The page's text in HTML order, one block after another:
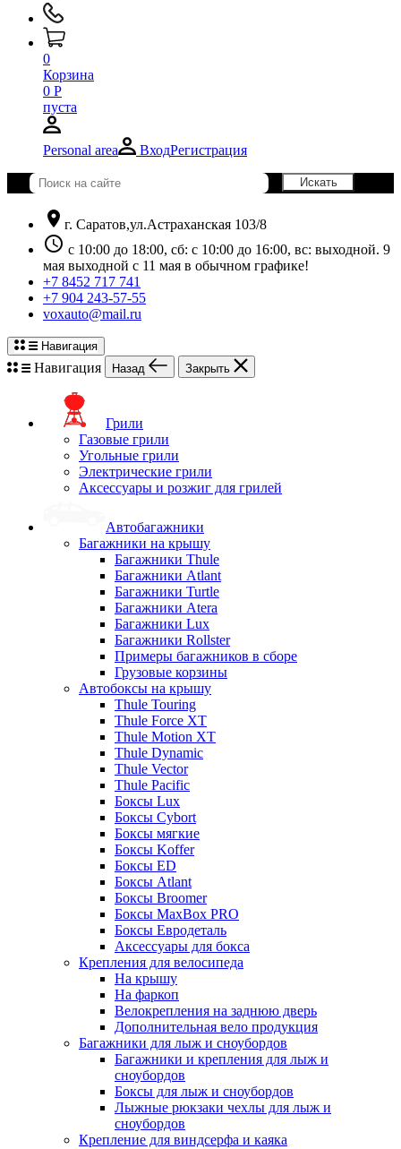
0
Корзина
0 Р
пуста
Personal area ВходРегистрация
location_on г. Саратов,ул.Астраханская 103/8
schedule с 10:00 до 18:00, сб: с 10:00 до 16:00, вс: выходной. 9
мая выходной с 11 мая в обычном графике!
+7 8452 717 741
+7 904 243-57-55
voxauto@mail.ru
Навигация
Навигация Назад Закрыть
Грили
Газовые грили
Угольные грили
Электрические грили
Аксессуары и розжиг для грилей
Автобагажники
Багажники на крышу
Багажники Thule
Багажники Atlant
Багажники Turtle
Багажники Atera
Багажники Lux
Багажники Rollster
Примеры багажников в сборе
Грузовые корзины
Автобоксы на крышу
Thule Touring
Thule Force XT
Thule Motion XT
Thule Dynamic
Thule Vector
Thule Pacific
Боксы Lux
Боксы Cybort
Боксы мягкие
Боксы Koffer
Боксы ED
Боксы Atlant
Боксы Broomer
Боксы MaxBox PRO
Боксы Евродеталь
Аксессуары для бокса
Крепления для велосипеда
На крышу
На фаркоп
Велокрепления на заднюю дверь
Дополнительная вело продукция
Багажники для лыж и сноубордов
Багажники и крепления для лыж и
сноубордов
Боксы для лыж и сноубордов
Лыжные рюкзаки чехлы для лыж и
сноубордов
Крепление для виндсерфа и каяка